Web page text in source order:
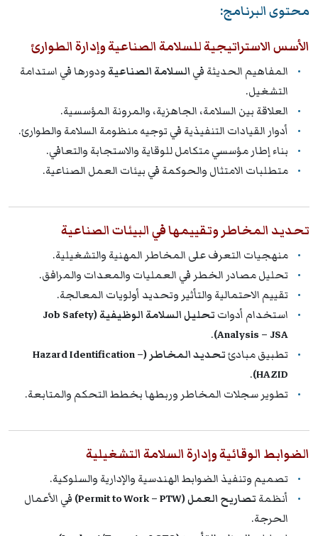
محتوى البرنامج:
الأسس الاستراتيجية للسلامة الصناعية وإدارة الطوارئ
المفاهيم الحديثة في السلامة الصناعيةودورها في استدامة
التشغيل.
العلاقة بين السلامة، الجاهزية، والمرونة المؤسسية.
أدوار القيادات التنفيذية في توجيه منظومة السلامة والطوارئ.
بناء إطار مؤسسي متكامل للوقاية والاستجابة والتعافي.
متطلبات الامتثال والحوكمة في بيئات العمل الصناعية.
تحديد المخاطر وتقييمها في البيئات الصناعية
منهجيات التعرف على المخاطر المهنية والتشغيلية.
تحليل مصادر الخطر في العمليات والمعدات والمرافق.
تقييم الاحتمالية والتأثير وتحديد أولويات المعالجة.
استخدام أدوات
تحليل السلامة الوظيفية (Job Safety
Analysis – JSA)
.
تطبيق مبادئ
تحديد المخاطر (Hazard Identification –
HAZID)
.
تطوير سجلات المخاطر وربطها بخطط التحكم والمتابعة.
الضوابط الوقائية وإدارة السلامة التشغيلية
تصميم وتنفيذ الضوابط الهندسية والإدارية والسلوكية.
أنظمة تصاريح العمل (Permit to Work – PTW)
في الأعمال
الحرجة.